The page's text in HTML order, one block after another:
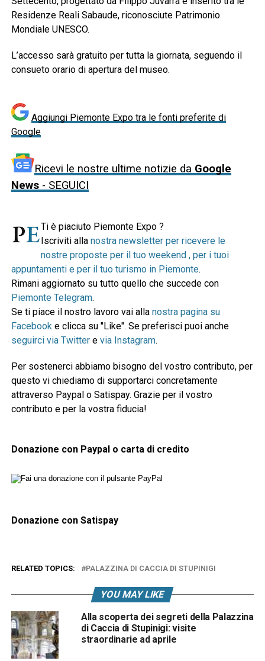
Residenze Reali Sabaude, riconosciute Patrimonio
Mondiale UNESCO.
L’accesso sarà gratuito per tutta la giornata, seguendo il
consueto orario di apertura del museo.
Aggiungi Piemonte Expo tra le fonti preferite di
Google
Ricevi le nostre ultime notizie da Google
News- SEGUICI
Ti è piaciuto Piemonte Expo ?
Iscriviti alla nostra newsletter per ricevere le
nostre proposte per il tuo weekend , per i tuoi
appuntamenti e per il tuo turismo in Piemonte.
Rimani aggiornato su tutto quello che succede con
Piemonte Telegram.
Se ti piace il nostro lavoro vai alla nostra pagina su
Facebooke clicca su "Like". Se preferisci puoi anche
seguirci via Twittere via Instagram.
Per sostenerci abbiamo bisogno del vostro contributo, per
questo vi chiediamo di supportarci concretamente
attraverso Paypal o Satispay. Grazie per il vostro
contributo e per la vostra fiducia!
Donazione con Paypal o carta di credito
Donazione con Satispay
RELATED TOPICS: PALAZZINA DI CACCIA DI STUPINIGI
YOU MAY LIKE
Alla scoperta dei segreti della Palazzina
di Caccia di Stupinigi: visite
straordinarie ad aprile